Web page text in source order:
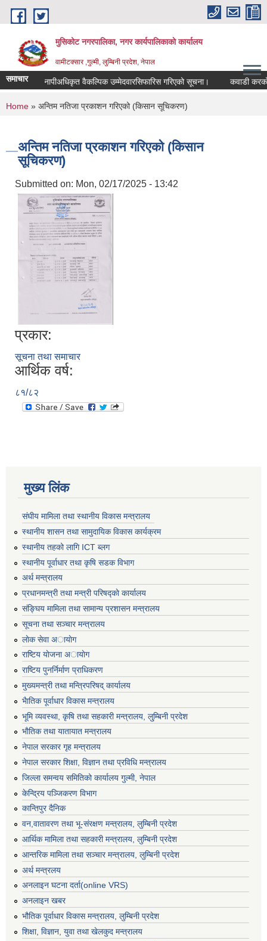
Skip to main content
मुसिकोट नगरपालिका, नगर कार्यपालिकाकाे कार्यालय
वामीटक्सार ,गुल्मी, लुम्बिनी प्रदेश, नेपाल
समाचार नापीअधिकृत वैकल्पिक उम्मेदवारसिफारिस गरिएको सूचना। कवाडी करको
You are here
Home » अन्तिम नतिजा प्रकाशन गरिएको (किसान सूचिकरण)
अन्तिम नतिजा प्रकाशन गरिएको (किसान
सूचिकरण)
Submitted on: Mon, 02/17/2025 - 13:42
प्रकार:
सूचना तथा समाचार
आर्थिक वर्ष:
८१/८२
मुख्य लिंक
संघीय मामिला तथा स्थानीय विकास मन्त्रालय
स्थानीय शासन तथा सामुदायिक विकास कार्यक्रम
स्थानीय तहको लागि ICT ब्लग
स्थानीय पूर्वाधार तथा कृषि सडक विभाग
अर्थ मन्त्रालय
प्रधानमन्त्री तथा मन्त्री परिषद्काे कार्यालय
संङ्घिय मामिला तथा सामान्य प्रशासन मन्त्रालय
सूचना तथा सञ्चार मन्त्रालय
लाेक सेवा अायाेग
राष्टिय याेजना अायाेग
राष्टिय पुनर्निर्माण प्राधिकरण
मुख्यमन्त्री तथा मन्त्रिपरिषद् कार्यालय
भैातिक पूर्वाधार विकास मन्त्रालय
भूमि व्यवस्था, कृषि तथा सहकारी मन्त्रालय, लु्म्बिनी प्रदेश
भाैतिक तथा यातायात मन्त्रालय
नेपाल सरकार गृह मन्त्रालय
नेपाल सरकार शिक्षा, विज्ञान तथा प्रविधि मन्त्रालय
जिल्ला समन्वय समितिको कार्यालय गुल्मी, नेपाल
केन्द्रिय पञ्जिकरण विभाग
कान्तिपुर दैनिक
वन,वातावरण तथा भू-संरक्षण मन्त्रालय, लुम्बिनी प्रदेश
आर्थिक मामिला तथा सहकारी मन्त्रालय, लुम्बिनी प्रदेश
आन्तरिक मामिला तथा सञ्चार मन्त्रालय, लुम्बिनी प्रदेश
अर्थ मन्त्रलय
अनलाइन घटना दर्ता(online VRS)
अनलाइन खबर
भौतिक पूर्वाधार विकास मन्त्रालय, लुम्बिनी प्रदेश
शिक्षा, विज्ञान, युवा तथा खेलकुद मन्‍‍त्रालय